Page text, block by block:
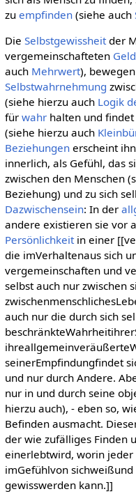
zu empfinden(siehe auch
Die Selbstgewissheitder
vergemeinschafteten
auch Mehrwert),
Selbstwahrnehmung
(siehe hierzu auch Logik
für wahrhalten und findet
(siehe hierzu auch
Beziehungenerscheint
innerlich, als Gefühl, das
zwischen den Menschen
Beziehung) und zu sich
Dazwischensein: In der
andere existieren sie vor
Persönlichkeitin einer
die imVerhaltenaus sich
vergemeinschaften und
selbst auch nur zwischen
auch nur die durch sich
seinerEmpfindungfindet
und nur durch Andere.
nur in und durch seine
hierzu auch), - eben so,
Befinden ausmacht.
der wie zufälliges Finden
einerlebtwird, worin jeder
imGefühlvon
gewisswerden kann.]]